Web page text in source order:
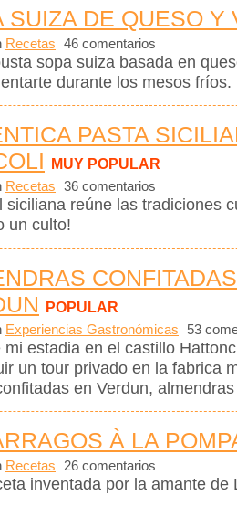
SUIZA DE QUESO Y
Recetas 46 comentarios
sopa suiza basada en
durante los mesos fríos.
PASTA
MUY POPULAR
Recetas 36 comentarios
siciliana reúne las tradiciones
un culto!
POPULAR
Experiencias Gastronómicas 53
mi estadia en el castillo
un tour privado en la fabrica
en Verdun,
À LA
Recetas 26 comentarios
inventada por la amante de